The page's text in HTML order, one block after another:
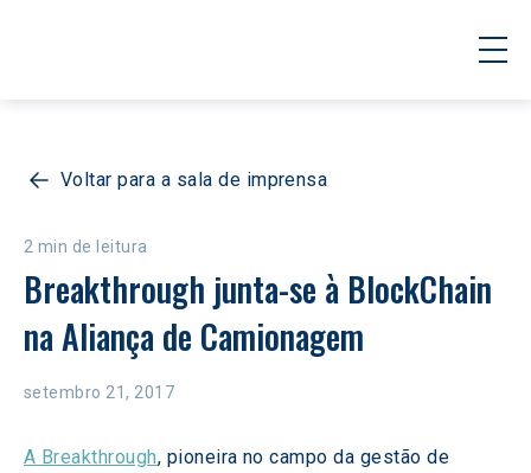
Voltar para a sala de imprensa
2 min de leitura
Breakthrough junta-se à BlockChain
na Aliança de Camionagem
setembro 21, 2017
A Breakthrough, pioneira no campo da gestão de